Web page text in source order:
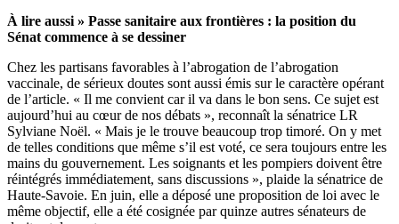
À lire aussi » Passe sanitaire aux frontières : la position du
Sénat commence à se dessiner
Chez les partisans favorables à l’abrogation de l’abrogation
vaccinale, de sérieux doutes sont aussi émis sur le caractère opérant
de l’article. « Il me convient car il va dans le bon sens. Ce sujet est
aujourd’hui au cœur de nos débats », reconnaît la sénatrice LR
Sylviane Noël. « Mais je le trouve beaucoup trop timoré. On y met
de telles conditions que même s’il est voté, ce sera toujours entre les
mains du gouvernement. Les soignants et les pompiers doivent être
réintégrés immédiatement, sans discussions », plaide la sénatrice de
Haute-Savoie. En juin, elle a déposé une proposition de loi avec le
même objectif, elle a été cosignée par quinze autres sénateurs de